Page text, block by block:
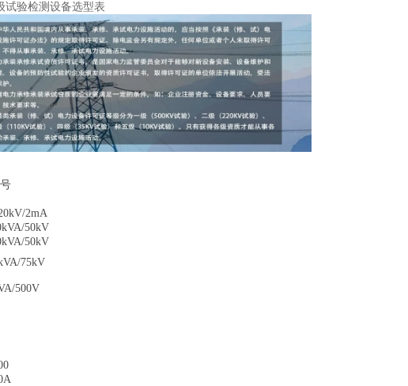
试验检测设备选型表
2mA
50kV
50kV
75kV
500V